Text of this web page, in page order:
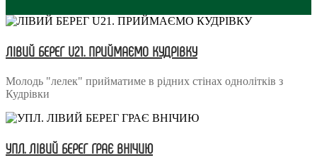
ЛІВИЙ БЕРЕГ U21. ПРИЙМАЄМО КУДРІВКУ
Молодь "лелек" прийматиме в рідних стінах однолітків з
Кудрівки
УПЛ. ЛІВИЙ БЕРЕГ ГРАЄ ВНІЧИЮ